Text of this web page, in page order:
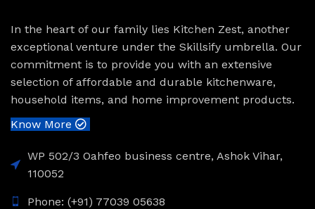
In the heart of our family lies Kitchen Zest, another
exceptional venture under the Skillsify umbrella. Our
commitment is to provide you with an extensive
selection of affordable and durable kitchenware,
household items, and home improvement products.
Know More
WP 502/3 Oahfeo business centre, Ashok Vihar,
110052
Phone: (+91) 77039 05638